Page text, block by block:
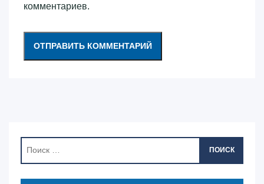
комментариев.
ПОИСК